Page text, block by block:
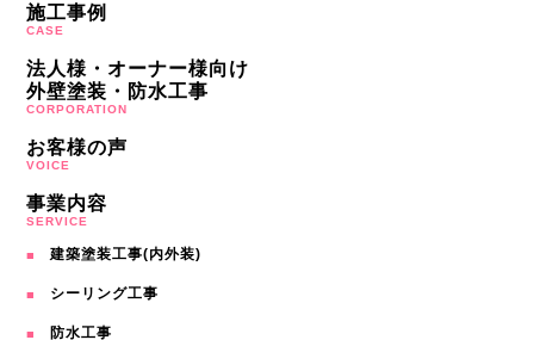
施工事例
CASE
法人様・オーナー様向け
外壁塗装・防水工事
CORPORATION
お客様の声
VOICE
事業内容
SERVICE
建築塗装工事(内外装)
シーリング工事
防水工事